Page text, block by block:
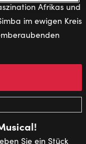
Afrikas und
im ewigen Kreis
Sie ein Stück